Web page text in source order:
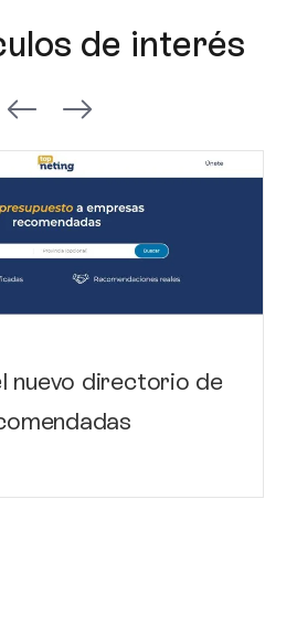
de interés
nuevo directorio de